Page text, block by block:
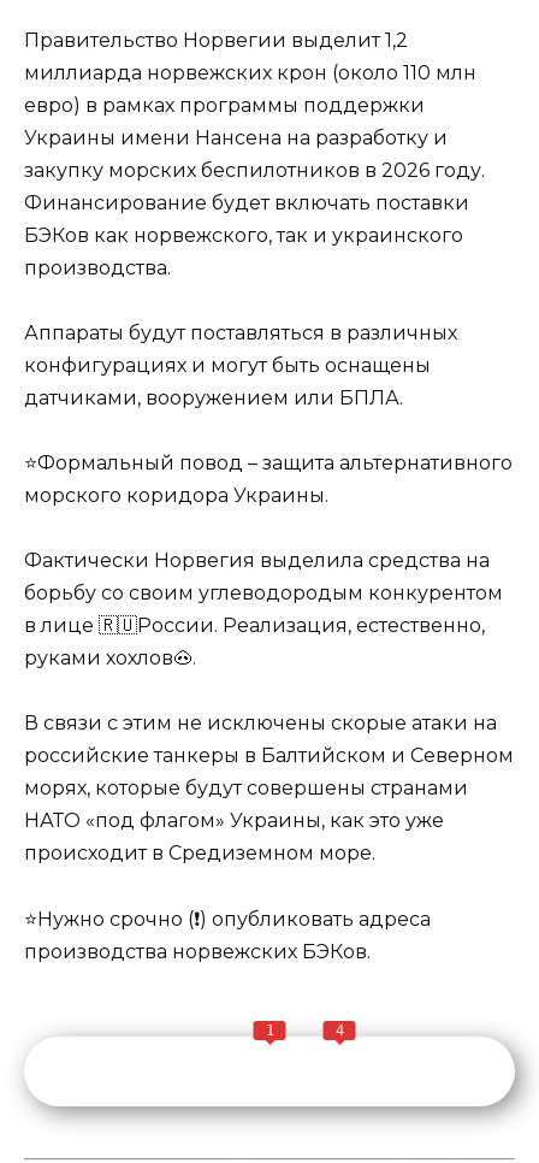
Правительство Норвегии выделит 1,2
миллиарда норвежских крон (около 110 млн
евро) в рамках программы поддержки
Украины имени Нансена на разработку и
закупку морских беспилотников в 2026 году.
Финансирование будет включать поставки
БЭКов как норвежского, так и украинского
производства.
Аппараты будут поставляться в различных
конфигурациях и могут быть оснащены
датчиками, вооружением или БПЛА.
⭐Формальный повод – защита альтернативного
морского коридора Украины.
Фактически Норвегия выделила средства на
борьбу со своим углеводородым конкурентом
в лице 🇷🇺России. Реализация, естественно,
руками хохлов🐽.
В связи с этим не исключены скорые атаки на
российские танкеры в Балтийском и Северном
морях, которые будут совершены странами
НАТО «под флагом» Украины, как это уже
происходит в Средиземном море.
⭐️Нужно срочно (❗) опубликовать адреса
производства норвежских БЭКов.
1 4